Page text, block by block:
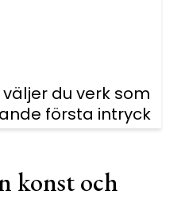
du verk som
första intryck
konst och